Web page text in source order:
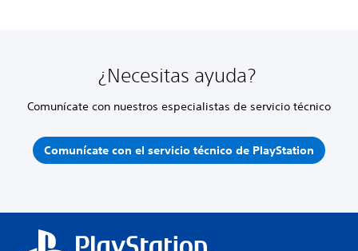
¿Necesitas ayuda?
Comunícate con nuestros especialistas de servicio técnico
Comunícate con el servicio técnico de PlayStation